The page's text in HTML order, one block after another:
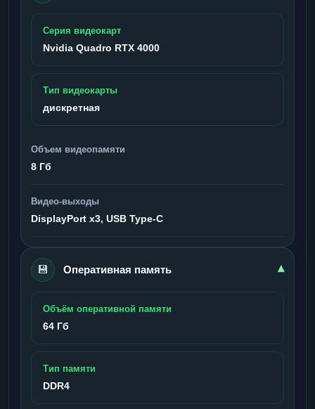
Серия видеокарт
Nvidia Quadro RTX 4000
Тип видеокарты
дискретная
Объем видеопамяти
8 Гб
Видео-выходы
DisplayPort x3, USB Type-C
💾 Оперативная память ▾
Объём оперативной памяти
64 Гб
Тип памяти
DDR4